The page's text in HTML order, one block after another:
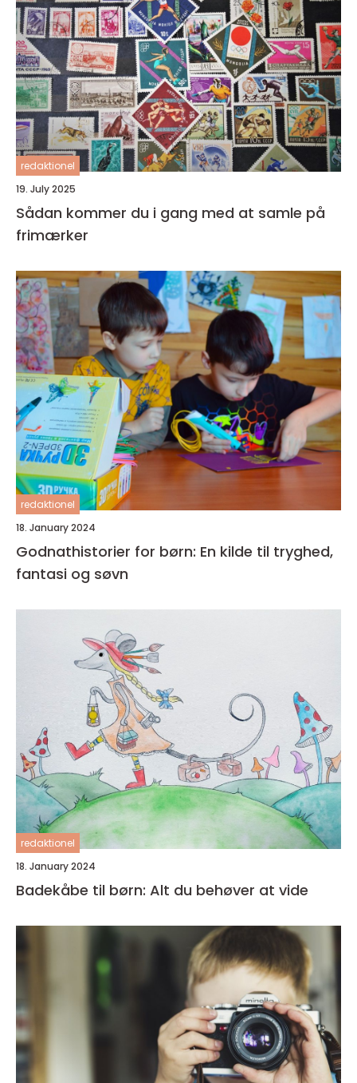
redaktionel
19. July 2025
Sådan kommer du i gang med at samle på
frimærker
redaktionel
18. January 2024
Godnathistorier for børn: En kilde til tryghed,
fantasi og søvn
redaktionel
18. January 2024
Badekåbe til børn: Alt du behøver at vide